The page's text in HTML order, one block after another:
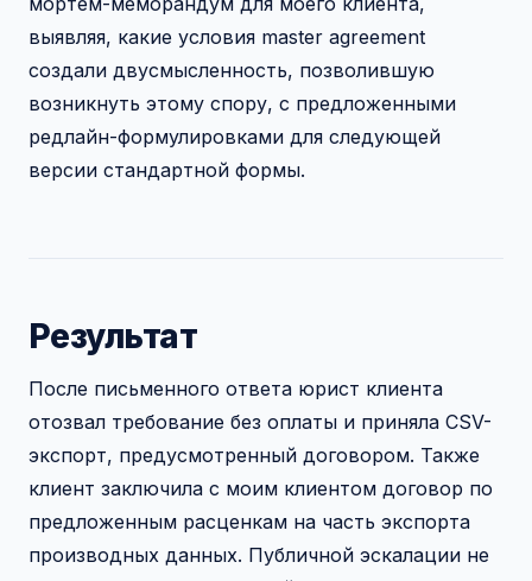
выявляя, какие условия master agreement
создали двусмысленность, позволившую
возникнуть этому спору, с предложенными
редлайн-формулировками для следующей
версии стандартной формы.
Результат
После письменного ответа юрист клиента
отозвал требование без оплаты и приняла CSV-
экспорт, предусмотренный договором. Также
клиент заключила с моим клиентом договор по
предложенным расценкам на часть экспорта
производных данных. Публичной эскалации не